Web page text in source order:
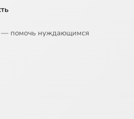
— помочь нуждающимся